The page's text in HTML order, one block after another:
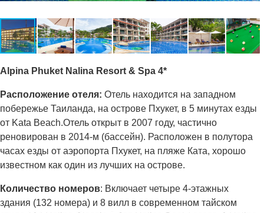
Alpina Phuket Nalina Resort & Spa 4*
Расположение отеля: Отель находится на западном
побережье Таиланда, на острове Пхукет, в 5 минутах езды
от Kata Beach.Отель открыт в 2007 году, частично
реновирован в 2014-м (бассейн). Расположен в полутора
часах езды от аэропорта Пхукет, на пляже Ката, хорошо
известном как один из лучших на острове.
Количество номеров: Включает четыре 4-этажных
здания (132 номера) и 8 вилл в современном тайском